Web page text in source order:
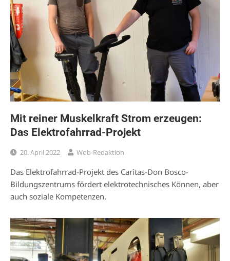
Mit reiner Muskelkraft Strom erzeugen:
Das Elektrofahrrad-Projekt
20. April 2022 Wob-Redaktion
Das Elektrofahrrad-Projekt des Caritas-Don Bosco-
Bildungszentrums fördert elektrotechnisches Können, aber
auch soziale Kompetenzen.